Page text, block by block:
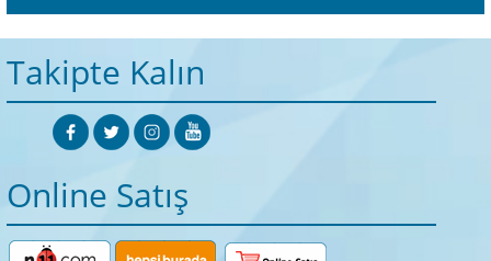
Takipte Kalın
Online Satış